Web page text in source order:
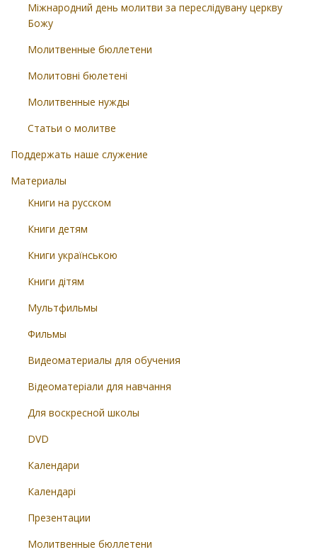
Міжнародний день молитви за переслідувану церкву
Божу
Молитвенные бюллетени
Молитовні бюлетені
Молитвенные нужды
Статьи о молитве
Поддержать наше служение
Материалы
Книги на русском
Книги детям
Книги українською
Книги дітям
Мультфильмы
Фильмы
Видеоматериалы для обучения
Відеоматеріали для навчання
Для воскресной школы
DVD
Календари
Календарі
Презентации
Молитвенные бюллетени